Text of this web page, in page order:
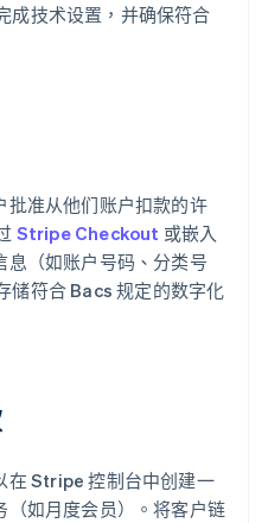
成技术设置，并确保符合
批准从他们账户扣款的许
Stripe Checkout 或嵌入
（如账户号码、分类号
储符合 Bacs 规定的数字化
在 Stripe 控制台中创建一
（如月度会员）。将客户链